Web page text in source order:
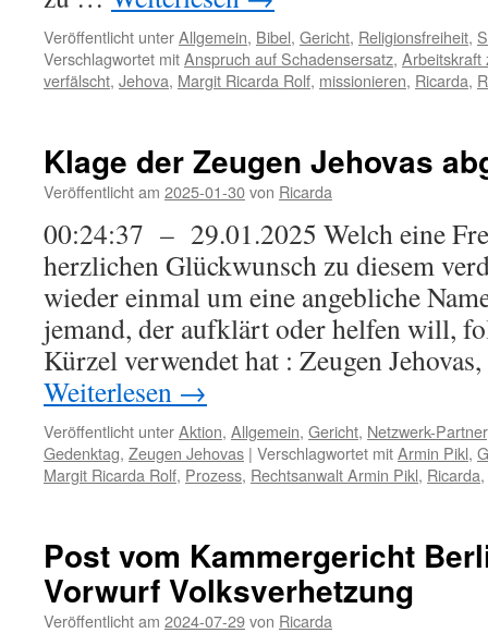
Veröffentlicht unterAllgemein, Bibel, Gericht, Religionsfreiheit,
Verschlagwortet mitAnspruch auf Schadensersatz, Arbeitskraft
verfälscht, Jehova, Margit Ricarda Rolf, missionieren, Ricarda,
Klage der Zeugen Jehovas
Veröffentlicht am 2025-01-30von Ricarda
00:24:37 – 29.01.2025 Welch eine
herzlichen Glückwunsch zu diesem
wieder einmal um eine angebliche
jemand, der aufklärt oder helfen will,
Kürzel verwendet hat : Zeugen
Weiterlesen →
Veröffentlicht unterAktion, Allgemein, Gericht, Netzwerk-Partner
Gedenktag, Zeugen Jehovas | Verschlagwortet mitArmin Pikl,
Margit Ricarda Rolf, Prozess, Rechtsanwalt Armin Pikl, Ricarda,
Post vom Kammergericht
Vorwurf Volksverhetzung
Veröffentlicht am 2024-07-29von Ricarda